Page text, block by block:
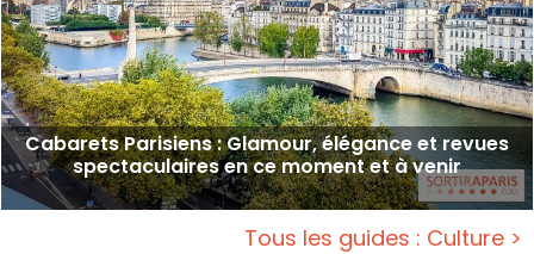
Cabarets Parisiens : Glamour, élégance et revues
spectaculaires en ce moment et à venir
Tous les guides : Culture >